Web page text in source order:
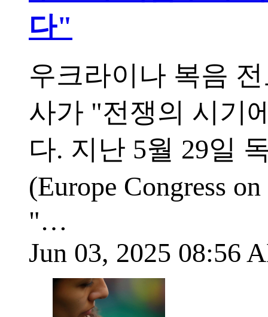
다"
우크라이나 복음
사가 "전쟁의 시기
다. 지난 5월 29일
(Europe Congress
"…
Jun 03, 2025 08:56